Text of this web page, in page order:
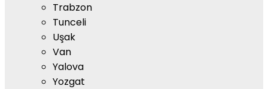
Trabzon
Tunceli
Uşak
Van
Yalova
Yozgat